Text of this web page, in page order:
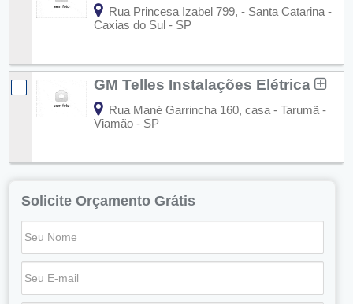
Rua Princesa Izabel 799, - Santa Catarina -
Caxias do Sul - SP
GM Telles Instalações Elétrica
Rua Mané Garrincha 160, casa - Tarumã -
Viamão - SP
Solicite Orçamento Grátis